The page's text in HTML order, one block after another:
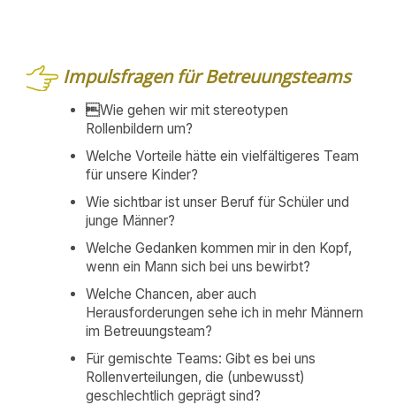
Impulsfragen für Betreuungsteams
Wie gehen wir mit stereotypen
Rollenbildern um?
Welche Vorteile hätte ein vielfältigeres Team
für unsere Kinder?
Wie sichtbar ist unser Beruf für Schüler und
junge Männer?
Welche Gedanken kommen mir in den Kopf,
wenn ein Mann sich bei uns bewirbt?
Welche Chancen, aber auch
Herausforderungen sehe ich in mehr Männern
im Betreuungsteam?
Für gemischte Teams: Gibt es bei uns
Rollenverteilungen, die (unbewusst)
geschlechtlich geprägt sind?